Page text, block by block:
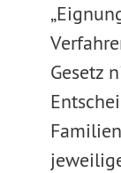
Gesetz